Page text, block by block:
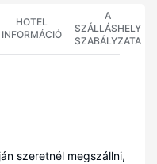
HOTEL
INFORMÁCIÓ
A
SZÁLLÁSHELY
SZABÁLYZATA
szeretnél megszállni,